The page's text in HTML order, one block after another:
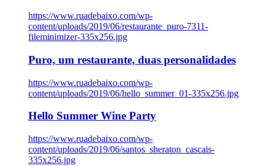
https://www.ruadebaixo.com/wp-
content/uploads/2019/06/restaurante_puro-7311-
fileminimizer-335x256.jpg
Puro, um restaurante, duas personalidades
https://www.ruadebaixo.com/wp-
content/uploads/2019/06/hello_summer_01-335x256.jpg
Hello Summer Wine Party
https://www.ruadebaixo.com/wp-
content/uploads/2019/06/santos_sheraton_cascais-
335x256.jpg